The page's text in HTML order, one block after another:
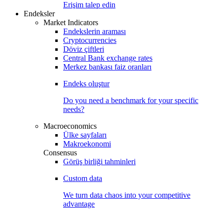
Erişim talep edin
Endeksler
Market Indicators
Endekslerin araması
Cryptocurrencies
Döviz çiftleri
Central Bank exchange rates
Merkez bankası faiz oranları
Endeks oluştur
Do you need a benchmark for your specific
needs?
Macroeconomics
Ülke sayfaları
Makroekonomi
Consensus
Görüş birliği tahminleri
Custom data
We turn data chaos into your competitive
advantage